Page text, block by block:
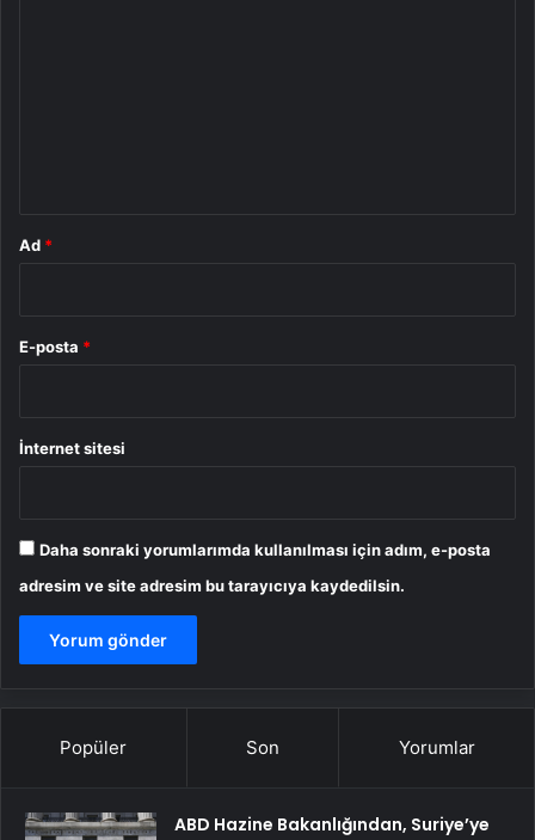
Ad *
E-posta *
İnternet sitesi
Daha sonraki yorumlarımda kullanılması için adım, e-posta
adresim ve site adresim bu tarayıcıya kaydedilsin.
Popüler Son Yorumlar
ABD Hazine Bakanlığından, Suriye’ye